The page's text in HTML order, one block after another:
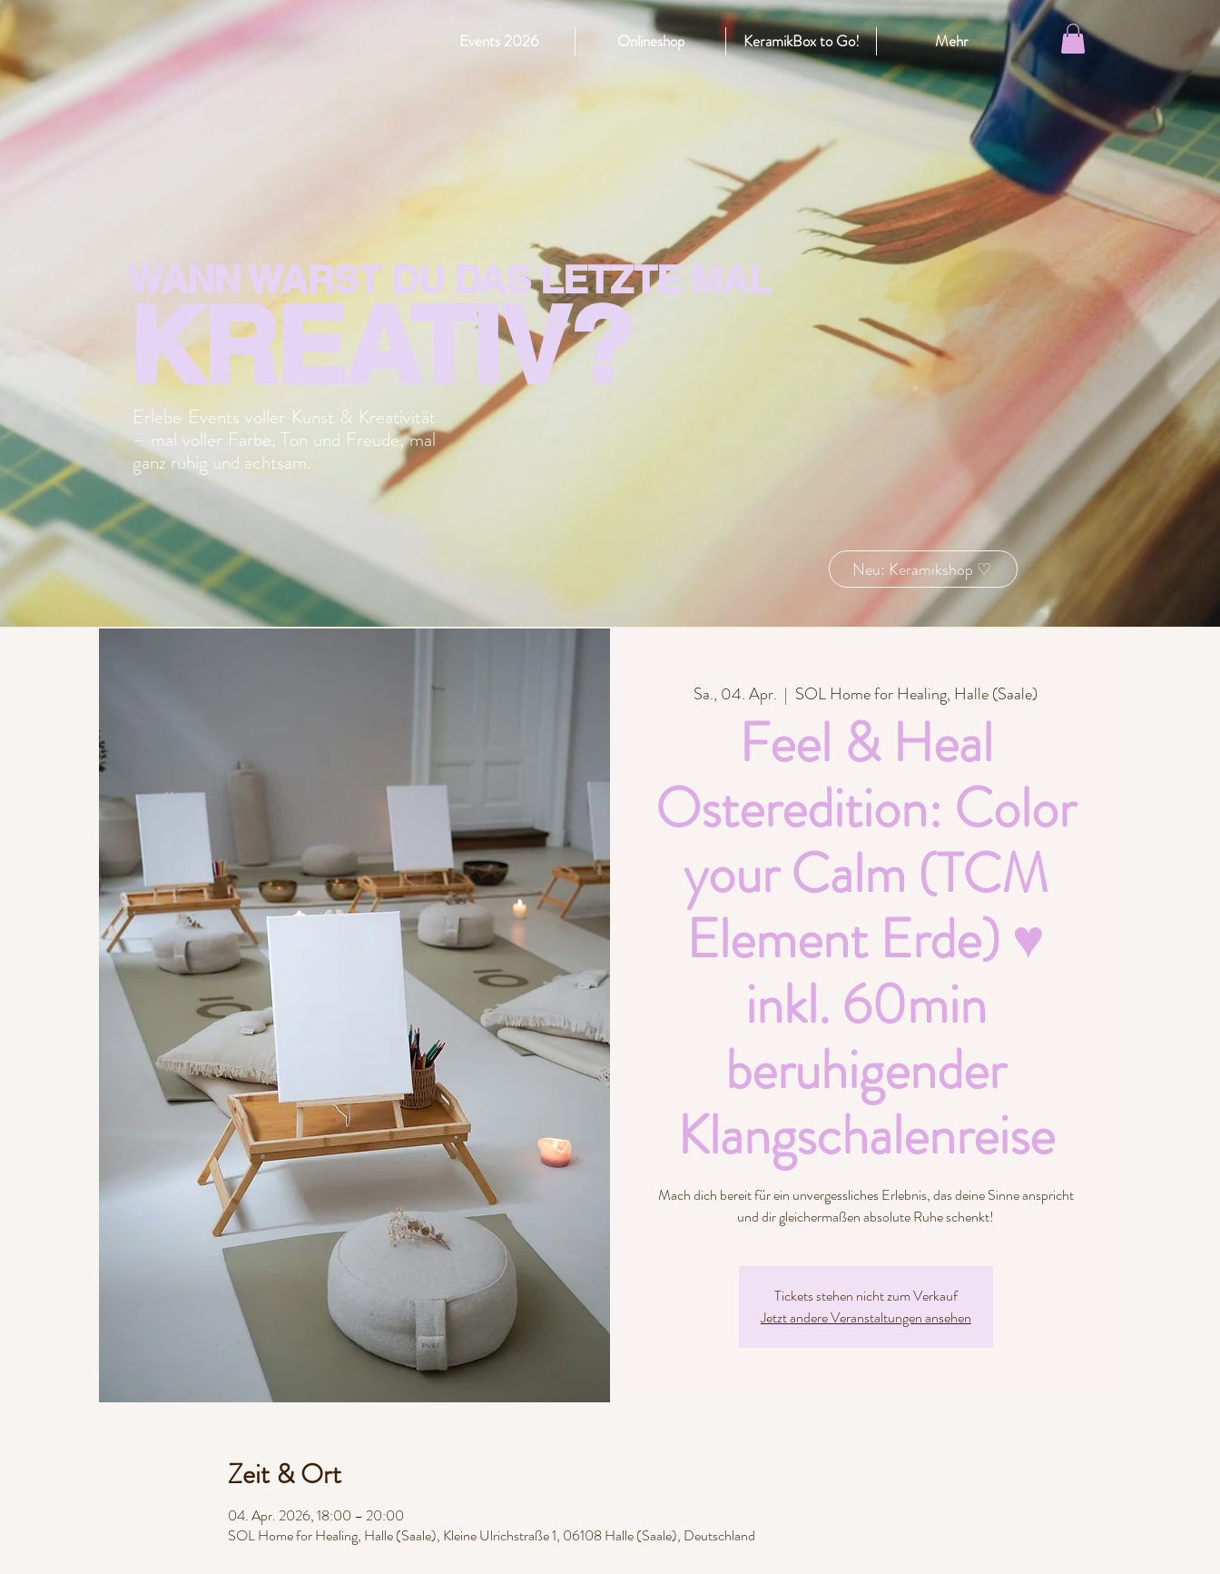
Events 2026 Onlineshop KeramikBox to Go! Mehr
Erlebe Events voller Kunst & Kreativität
– mal voller Farbe, Ton und Freude, mal
ganz ruhig und achtsam.
WANN WARST DU DAS LETZTE MAL
KREATIV?
Neu: Keramikshop ♡
Sa., 04. Apr.
  |
SOL Home for Healing, Halle (Saale)
Feel & Heal
Osteredition: Color
your Calm (TCM
Element Erde) ♥
inkl. 60min
beruhigender
Klangschalenreise
Mach dich bereit für ein unvergessliches Erlebnis, das deine Sinne anspricht
und dir gleichermaßen absolute Ruhe schenkt!
Tickets stehen nicht zum Verkauf
Jetzt andere Veranstaltungen ansehen
Zeit & Ort
04. Apr. 2026, 18:00 – 20:00
SOL Home for Healing, Halle (Saale), Kleine Ulrichstraße 1, 06108 Halle (Saale), Deutschland